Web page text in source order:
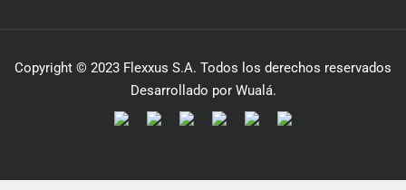
Copyright © 2023 Flexxus S.A. Todos los derechos reservados
Desarrollado por Wualá.